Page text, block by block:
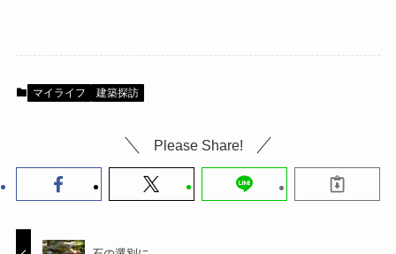
マイライフ 建築探訪
Please Share!